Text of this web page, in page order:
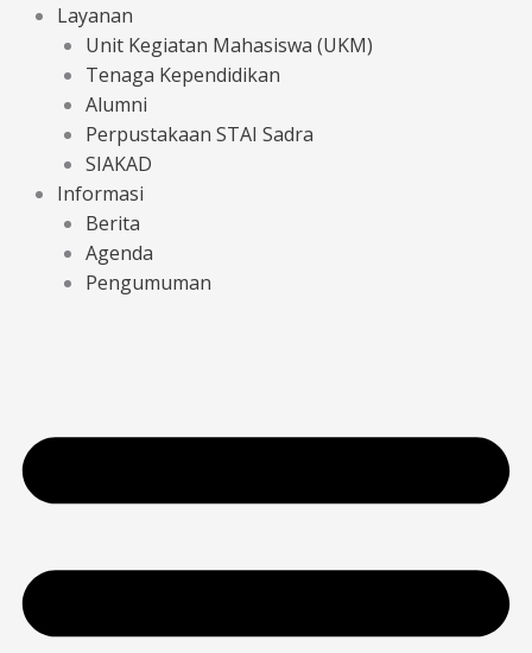
Layanan
Unit Kegiatan Mahasiswa (UKM)
Tenaga Kependidikan
Alumni
Perpustakaan STAI Sadra
SIAKAD
Informasi
Berita
Agenda
Pengumuman